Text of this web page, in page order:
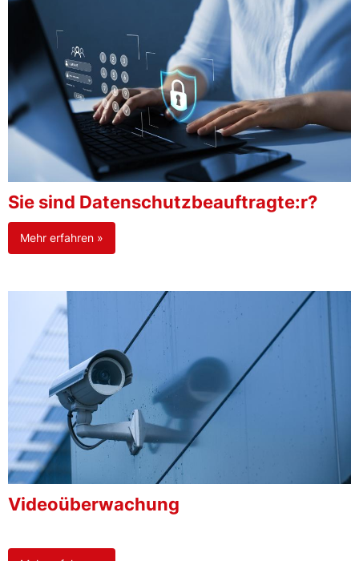
Sie sind Datenschutzbeauftragte:r?
Mehr erfahren »
Videoüberwachung